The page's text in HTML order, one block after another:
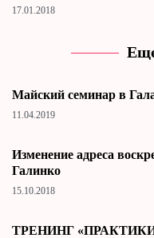
17.01.2018
Майский семинар в
11.04.2019
Изменение адреса
Галинко
15.10.2018
ТРЕНИНГ